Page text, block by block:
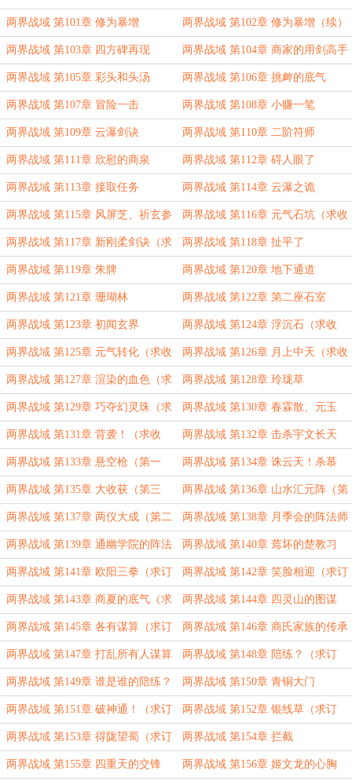
两界战域 第101章 修为暴增 两界战域 第102章 修为暴增（续）
两界战域 第103章 四方碑再现 两界战域 第104章 商家的用剑高手
两界战域 第105章 彩头和头汤 两界战域 第106章 挑衅的底气
两界战域 第107章 冒险一击 两界战域 第108章 小赚一笔
两界战域 第109章 云瀑剑诀 两界战域 第110章 二阶符师
两界战域 第111章 欣慰的商泉 两界战域 第112章 碍人眼了
两界战域 第113章 接取任务 两界战域 第114章 云瀑之诡
两界战域 第115章 风屏芝、祈玄参
（求收藏）
两界战域 第116章 元气石坑（求收
藏）
两界战域 第117章 新刚柔剑诀（求
收藏）
两界战域 第118章 扯平了
两界战域 第119章 朱牌 两界战域 第120章 地下通道
两界战域 第121章 珊瑚林 两界战域 第122章 第二座石室
两界战域 第123章 初闻玄界 两界战域 第124章 浮沉石（求收
藏）
两界战域 第125章 元气转化（求收
藏）
两界战域 第126章 月上中天（求收
藏）
两界战域 第127章 渲染的血色（求
收藏）
两界战域 第128章 玲珑草
两界战域 第129章 巧夺幻灵珠（求
收藏）
两界战域 第130章 春霖散、元玉
两界战域 第131章 背袭！（求收
藏）
两界战域 第132章 击杀宇文长天
两界战域 第133章 悬空枪（第一
更）
两界战域 第134章 诛云天！杀慕
容！（第二更）
两界战域 第135章 大收获（第三
更）
两界战域 第136章 山水汇元阵（第
一更）
两界战域 第137章 两仪大成（第二
更）
两界战域 第138章 月季会的阵法师
（第三更）
两界战域 第139章 通幽学院的阵法
师
两界战域 第140章 蔫坏的楚教习
两界战域 第141章 欧阳三拳（求订
阅）
两界战域 第142章 笑脸相迎（求订
阅）
两界战域 第143章 商夏的底气（求
订阅）
两界战域 第144章 四灵山的图谋
（求订阅）
两界战域 第145章 各有谋算（求订
阅）
两界战域 第146章 商氏家族的传承
上限
两界战域 第147章 打乱所有人谋算
的骤变
两界战域 第148章 陪练？（求订
阅）
两界战域 第149章 谁是谁的陪练？
（求订阅）
两界战域 第150章 青铜大门
两界战域 第151章 破神通！（求订
阅）
两界战域 第152章 银线草（求订
阅）
两界战域 第153章 得陇望蜀（求订
阅）
两界战域 第154章 拦截
两界战域 第155章 四重天的交锋 两界战域 第156章 姬文龙的心胸